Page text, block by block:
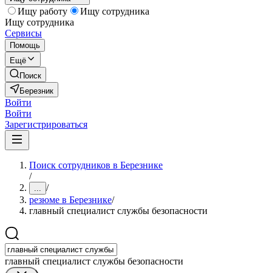
Ищу работу
Ищу сотрудника
Ищу сотрудника
Сервисы
Помощь
Ещё
Поиск
Березник
Войти
Войти
Зарегистрироваться
Поиск сотрудников в Березнике
/
... /
резюме в Березнике/
главный специалист службы безопасности
главный специалист службы безопасности